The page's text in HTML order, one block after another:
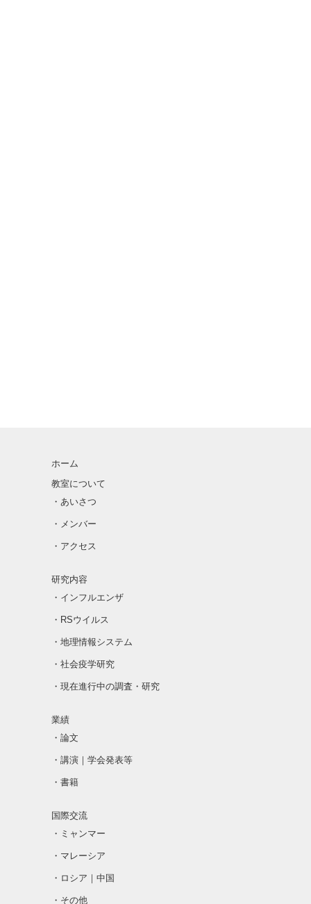
ホーム
教室について
・あいさつ
・メンバー
・アクセス
研究内容
・インフルエンザ
・RSウイルス
・地理情報システム
・社会疫学研究
・現在進行中の調査・研究
業績
・論文
・講演｜学会発表等
・書籍
国際交流
・ミャンマー
・マレーシア
・ロシア｜中国
・その他